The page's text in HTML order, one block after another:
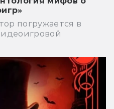
погружается в